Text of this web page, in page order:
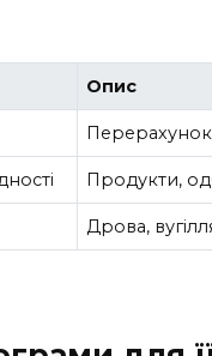
Опис
Перерахунок
Продукти,
Дрова,